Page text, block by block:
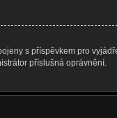
s příspěvkem pro
příslušná oprávnění.